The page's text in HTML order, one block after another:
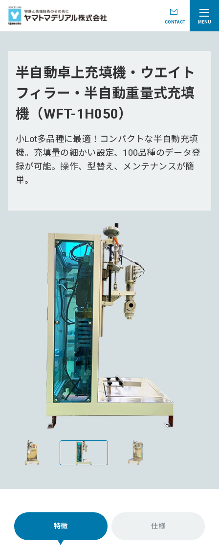
CONTACT MENU
半自動卓上充填機・ウエイト
フィラー・半自動重量式充填
機（WFT-1H050）
小Lot多品種に最適！コンパクトな半自動充填
機。充填量の細かい設定、100品種のデータ登
録が可能。操作、型替え、メンテナンスが簡
単。
特徴 仕様